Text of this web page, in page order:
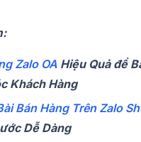
Zalo OA Hiệu Quả để
Khách Hàng
Bán Hàng Trên Zalo
Dễ Dàng